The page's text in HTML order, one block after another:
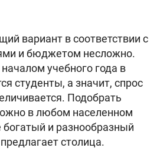
вариант в соответствии с
и бюджетом несложно.
учебного года в
студенты, а значит, спрос
Подобрать
в любом населенном
богатый и разнообразный
столица.